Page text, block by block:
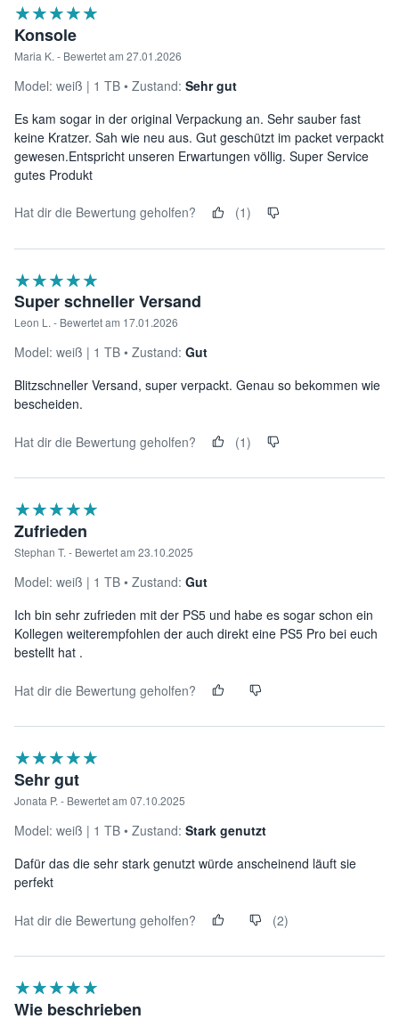
★★★★★
☆☆☆☆☆
Konsole
Maria K. - Bewertet am 27.01.2026
Model: weiß 1 TB Zustand: Sehr gut
Es kam sogar in der original Verpackung an. Sehr sauber fast
keine Kratzer. Sah wie neu aus. Gut geschützt im packet verpackt
gewesen.Entspricht unseren Erwartungen völlig. Super Service
gutes Produkt
Hat dir die Bewertung geholfen? (1)
★★★★★
☆☆☆☆☆
Super schneller Versand
Leon L. - Bewertet am 17.01.2026
Model: weiß 1 TB Zustand: Gut
Blitzschneller Versand, super verpackt. Genau so bekommen wie
bescheiden.
Hat dir die Bewertung geholfen? (1)
★★★★★
☆☆☆☆☆
Zufrieden
Stephan T. - Bewertet am 23.10.2025
Model: weiß 1 TB Zustand: Gut
Ich bin sehr zufrieden mit der PS5 und habe es sogar schon ein
Kollegen weiterempfohlen der auch direkt eine PS5 Pro bei euch
bestellt hat .
Hat dir die Bewertung geholfen?
★★★★★
☆☆☆☆☆
Sehr gut
Jonata P. - Bewertet am 07.10.2025
Model: weiß 1 TB Zustand: Stark genutzt
Dafür das die sehr stark genutzt würde anscheinend läuft sie
perfekt
Hat dir die Bewertung geholfen? (2)
★★★★★
☆☆☆☆☆
Wie beschrieben